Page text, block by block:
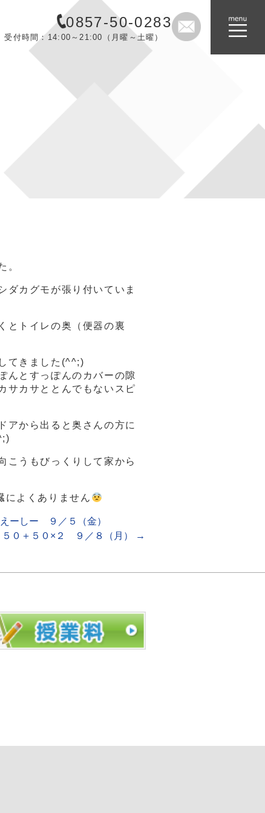
0857-50-0283
受付時間：14:00～21:00（月曜～土曜）
。
ダカグモが張り付いていま
とトイレの奥（便器の裏
てきました(^^;)
んとすっぽんのカバーの隙
サカサととんでもないスピ
アから出ると奥さんの方に
こうもびっくりして家から
によくありません
ーしー ９／５（金）
５０＋５０×２ ９／８（月）
→